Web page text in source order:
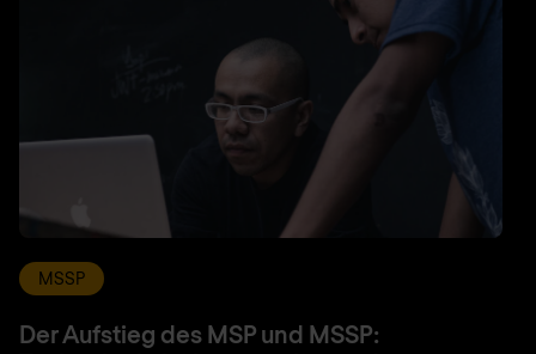
MSSP
Der Aufstieg des MSP und MSSP: